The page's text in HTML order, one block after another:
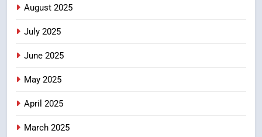
August 2025
July 2025
June 2025
May 2025
April 2025
March 2025